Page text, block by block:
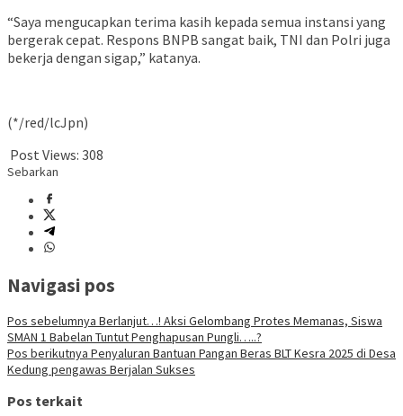
“Saya mengucapkan terima kasih kepada semua instansi yang
bergerak cepat. Respons BNPB sangat baik, TNI dan Polri juga
bekerja dengan sigap,” katanya.
(*/red/lcJpn)
Post Views: 308
Sebarkan
Navigasi pos
Pos sebelumnya Berlanjut…! Aksi Gelombang Protes Memanas, Siswa
SMAN 1 Babelan Tuntut Penghapusan Pungli…..?
Pos berikutnya Penyaluran Bantuan Pangan Beras BLT Kesra 2025 di Desa
Kedung pengawas Berjalan Sukses
Pos terkait